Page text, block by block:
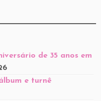
de 35 anos em
e turnê